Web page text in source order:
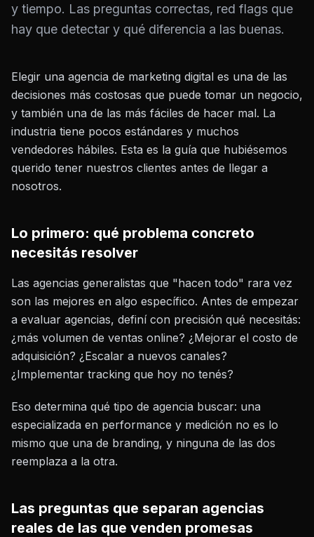
y tiempo. Las preguntas correctas, red flags que
hay que detectar y qué diferencia a las buenas.
Elegir una agencia de marketing digital es una de las
decisiones más costosas que puede tomar un negocio,
y también una de las más fáciles de hacer mal. La
industria tiene pocos estándares y muchos
vendedores hábiles. Esta es la guía que hubiésemos
querido tener nuestros clientes antes de llegar a
nosotros.
Lo primero: qué problema concreto
necesitás resolver
Las agencias generalistas que "hacen todo" rara vez
son las mejores en algo específico. Antes de empezar
a evaluar agencias, definí con precisión qué necesitás:
¿más volumen de ventas online? ¿Mejorar el costo de
adquisición? ¿Escalar a nuevos canales?
¿Implementar tracking que hoy no tenés?
Eso determina qué tipo de agencia buscar: una
especializada en performance y medición no es lo
mismo que una de branding, y ninguna de las dos
reemplaza a la otra.
Las preguntas que separan agencias
reales de las que venden promesas